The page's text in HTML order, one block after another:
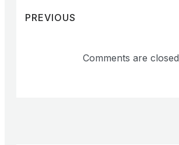
PREVIOUS
Comments are closed